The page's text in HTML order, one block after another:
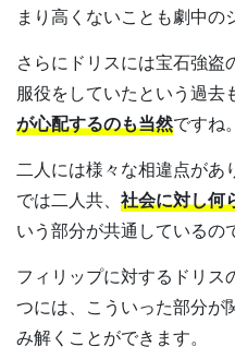
まり高くないことも劇中の
さらにドリスには宝石強
服役をしていたという過去
が心配するのも当然ですね。
二人には様々な相違点があ
では二人共、 社会に対し何
いう部分が共通しているの
フィリップに対するドリス
つには、こういった部分が
み解くことができます。